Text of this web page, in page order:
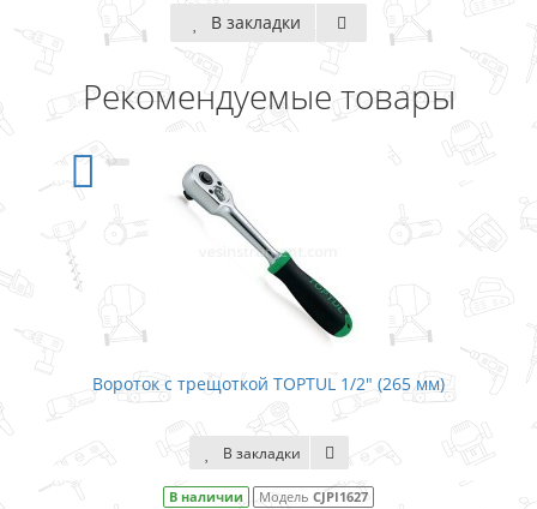
В закладки
Рекомендуемые товары
Вороток с трещоткой TOPTUL 1/2" (265 мм)
В закладки
МодельCJPI1627